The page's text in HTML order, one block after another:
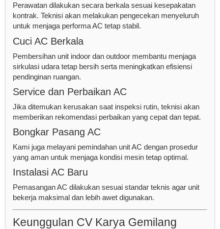
Perawatan dilakukan secara berkala sesuai kesepakatan
kontrak. Teknisi akan melakukan pengecekan menyeluruh
untuk menjaga performa AC tetap stabil.
Cuci AC Berkala
Pembersihan unit indoor dan outdoor membantu menjaga
sirkulasi udara tetap bersih serta meningkatkan efisiensi
pendinginan ruangan.
Service dan Perbaikan AC
Jika ditemukan kerusakan saat inspeksi rutin, teknisi akan
memberikan rekomendasi perbaikan yang cepat dan tepat.
Bongkar Pasang AC
Kami juga melayani pemindahan unit AC dengan prosedur
yang aman untuk menjaga kondisi mesin tetap optimal.
Instalasi AC Baru
Pemasangan AC dilakukan sesuai standar teknis agar unit
bekerja maksimal dan lebih awet digunakan.
Keunggulan CV Karya Gemilang